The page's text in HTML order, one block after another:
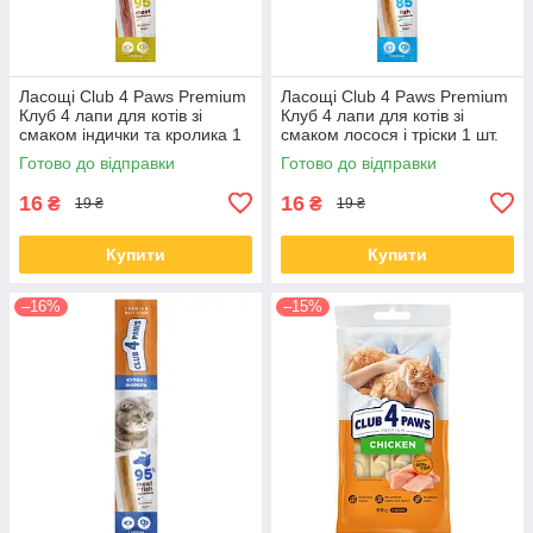
Ласощі Club 4 Paws Premium
Клуб 4 лапи для котів зі
смаком індички та кролика 1
шт.
Готово до відправки
16 ₴ 19 ₴
Купити
Ласощі Club 4 Paws Premium
Клуб 4 лапи для котів зі
смаком лосося і тріски 1 шт.
Готово до відправки
16 ₴ 19 ₴
Купити
–16% –15%